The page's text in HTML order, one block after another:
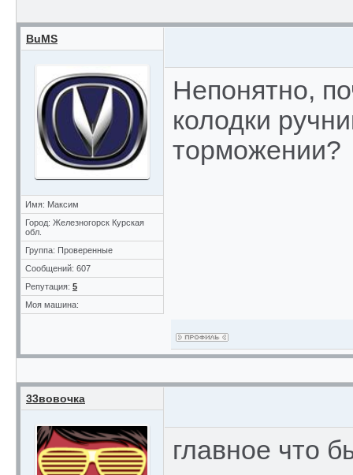
BuMS
Имя: Максим
Город: Железногорск Курская
обл.
Группа: Проверенные
Сообщений: 607
Репутация: 5
Моя машина:
Непонятно,
колодки
торможении?
33вовочка
главное что